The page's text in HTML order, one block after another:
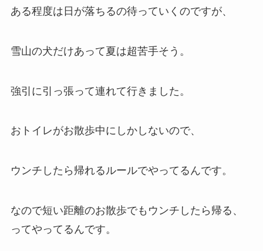
ある程度は日が落ちるの待っていくのですが、
雪山の犬だけあって夏は超苦手そう。
強引に引っ張って連れて行きました。
おトイレがお散歩中にしかしないので、
ウンチしたら帰れるルールでやってるんです。
なので短い距離のお散歩でもウンチしたら帰る、
ってやってるんです。